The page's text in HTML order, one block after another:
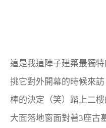
這是我這陣子建築最獨
挑它對外開幕的時候來
棒的決定（笑）踏上二
大面落地窗面對著3座古